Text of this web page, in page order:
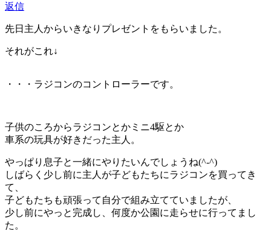
返信
先日主人からいきなりプレゼントをもらいました。
それがこれ↓
・・・ラジコンのコントローラーです。
子供のころからラジコンとかミニ4駆とか
車系の玩具が好きだった主人。
やっぱり息子と一緒にやりたいんでしょうね(^-^)
しばらく少し前に主人が子どもたちにラジコンを買ってき
て、
子どもたちも頑張って自分で組み立てていましたが、
少し前にやっと完成し、何度か公園に走らせに行ってまし
た。